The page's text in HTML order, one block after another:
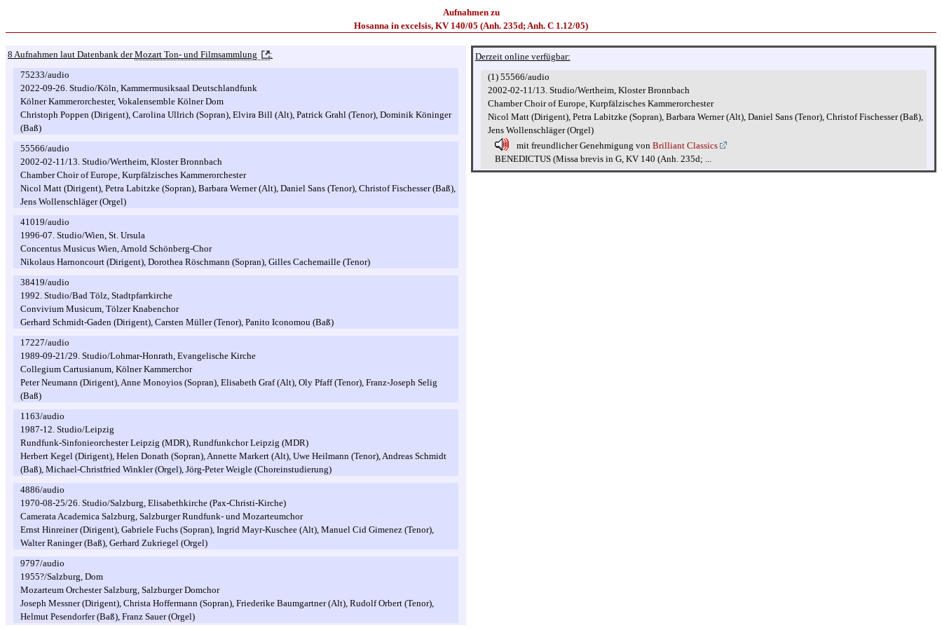
Aufnahmen zu
Hosanna in excelsis, KV 140/05 (Anh. 235d; Anh. C 1.12/05)
8 Aufnahmen laut Datenbank derMozart Ton- und Filmsammlung
:
75233/audio
2022-09-26. Studio/Köln, Kammermusiksaal Deutschlandfunk
Kölner Kammerorchester, Vokalensemble Kölner Dom
Christoph Poppen (Dirigent), Carolina Ullrich (Sopran), Elvira Bill (Alt), Patrick Grahl (Tenor), Dominik Köninger
(Baß)
55566/audio
2002-02-11/13. Studio/Wertheim, Kloster Bronnbach
Chamber Choir of Europe, Kurpfälzisches Kammerorchester
Nicol Matt (Dirigent), Petra Labitzke (Sopran), Barbara Werner (Alt), Daniel Sans (Tenor), Christof Fischesser (Baß),
Jens Wollenschläger (Orgel)
41019/audio
1996-07. Studio/Wien, St. Ursula
Concentus Musicus Wien, Arnold Schönberg-Chor
Nikolaus Harnoncourt (Dirigent), Dorothea Röschmann (Sopran), Gilles Cachemaille (Tenor)
38419/audio
1992. Studio/Bad Tölz, Stadtpfarrkirche
Convivium Musicum, Tölzer Knabenchor
Gerhard Schmidt-Gaden (Dirigent), Carsten Müller (Tenor), Panito Iconomou (Baß)
17227/audio
1989-09-21/29. Studio/Lohmar-Honrath, Evangelische Kirche
Collegium Cartusianum, Kölner Kammerchor
Peter Neumann (Dirigent), Anne Monoyios (Sopran), Elisabeth Graf (Alt), Oly Pfaff (Tenor), Franz-Joseph Selig
(Baß)
1163/audio
1987-12. Studio/Leipzig
Rundfunk-Sinfonieorchester Leipzig (MDR), Rundfunkchor Leipzig (MDR)
Herbert Kegel (Dirigent), Helen Donath (Sopran), Annette Markert (Alt), Uwe Heilmann (Tenor), Andreas Schmidt
(Baß), Michael-Christfried Winkler (Orgel), Jörg-Peter Weigle (Choreinstudierung)
4886/audio
1970-08-25/26. Studio/Salzburg, Elisabethkirche (Pax-Christi-Kirche)
Camerata Academica Salzburg, Salzburger Rundfunk- und Mozarteumchor
Ernst Hinreiner (Dirigent), Gabriele Fuchs (Sopran), Ingrid Mayr-Kuschee (Alt), Manuel Cid Gimenez (Tenor),
Walter Raninger (Baß), Gerhard Zukriegel (Orgel)
9797/audio
1955?/Salzburg, Dom
Mozarteum Orchester Salzburg, Salzburger Domchor
Joseph Messner (Dirigent), Christa Hoffermann (Sopran), Friederike Baumgartner (Alt), Rudolf Orbert (Tenor),
Helmut Pesendorfer (Baß), Franz Sauer (Orgel)
Derzeit online verfügbar:
(1) 55566/audio
2002-02-11/13. Studio/Wertheim, Kloster Bronnbach
Chamber Choir of Europe, Kurpfälzisches Kammerorchester
Nicol Matt (Dirigent), Petra Labitzke (Sopran), Barbara Werner (Alt), Daniel Sans (Tenor), Christof Fischesser (Baß),
Jens Wollenschläger (Orgel)
mit freundlicher Genehmigung von Brilliant Classics
BENEDICTUS (Missa brevis in G, KV 140 (Anh. 235d; ...